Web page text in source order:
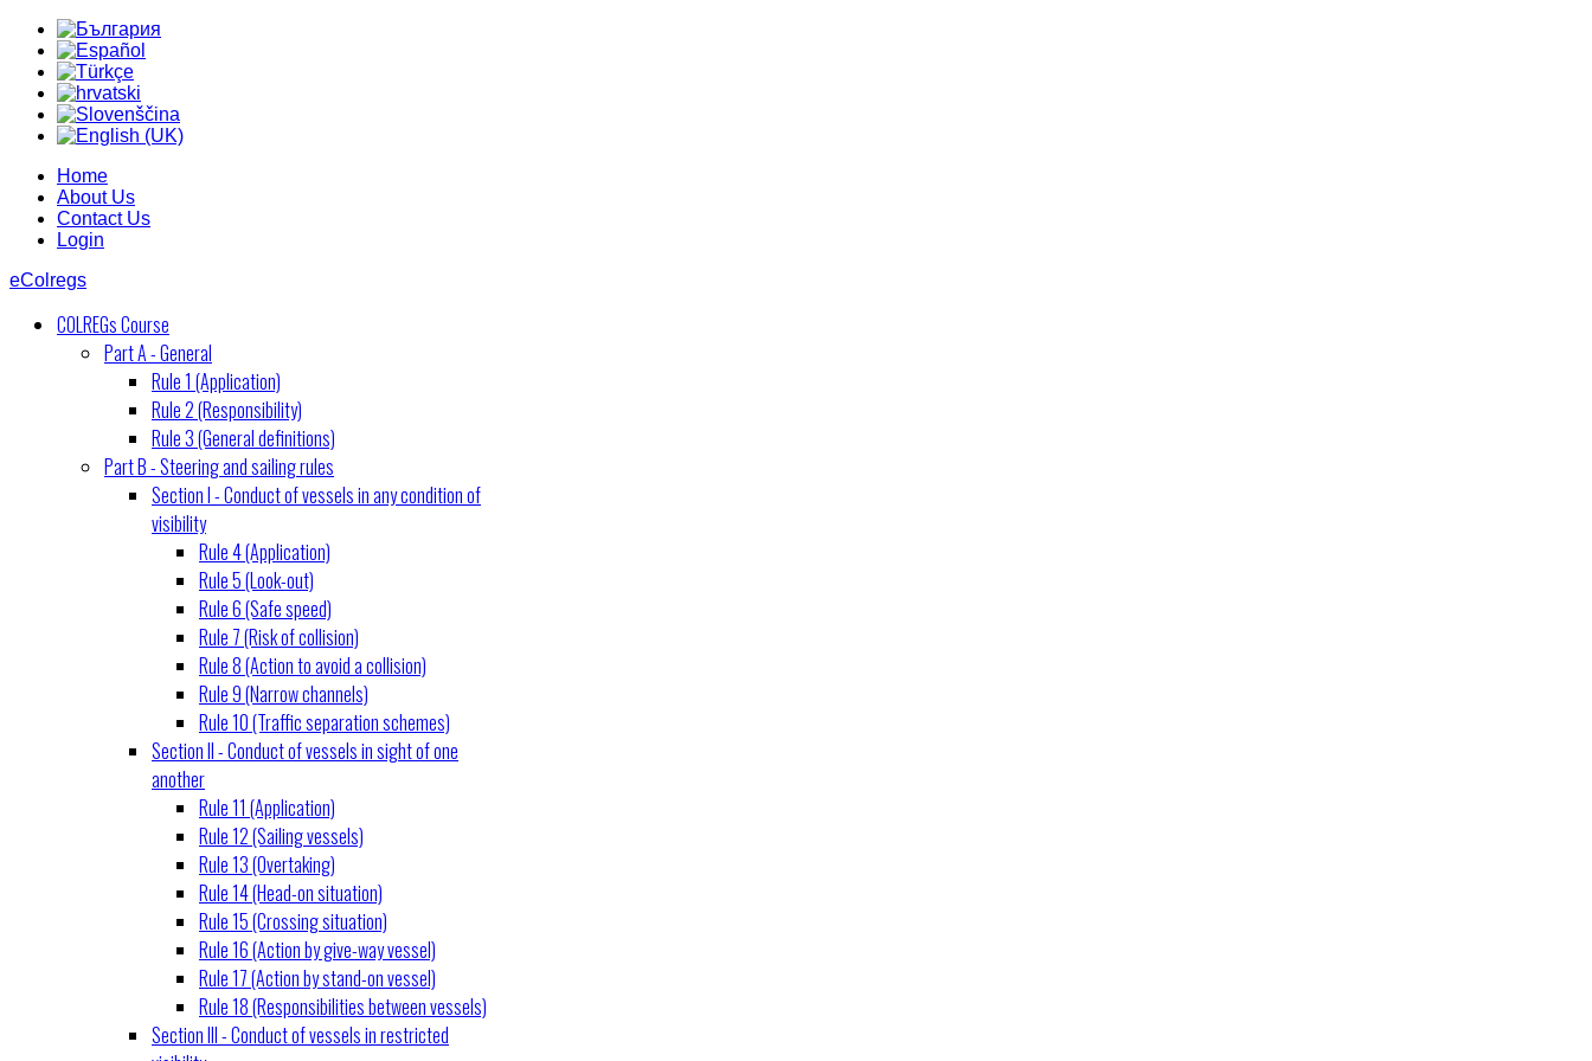
Home
About Us
Contact Us
Login
eColregs
COLREGs Course
Part A - General
Rule 1 (Application)
Rule 2 (Responsibility)
Rule 3 (General definitions)
Part B - Steering and sailing rules
Section I - Conduct of vessels in any condition of
visibility
Rule 4 (Application)
Rule 5 (Look-out)
Rule 6 (Safe speed)
Rule 7 (Risk of collision)
Rule 8 (Action to avoid a collision)
Rule 9 (Narrow channels)
Rule 10 (Traffic separation schemes)
Section II - Conduct of vessels in sight of one
another
Rule 11 (Application)
Rule 12 (Sailing vessels)
Rule 13 (Overtaking)
Rule 14 (Head-on situation)
Rule 15 (Crossing situation)
Rule 16 (Action by give-way vessel)
Rule 17 (Action by stand-on vessel)
Rule 18 (Responsibilities between vessels)
Section III - Conduct of vessels in restricted